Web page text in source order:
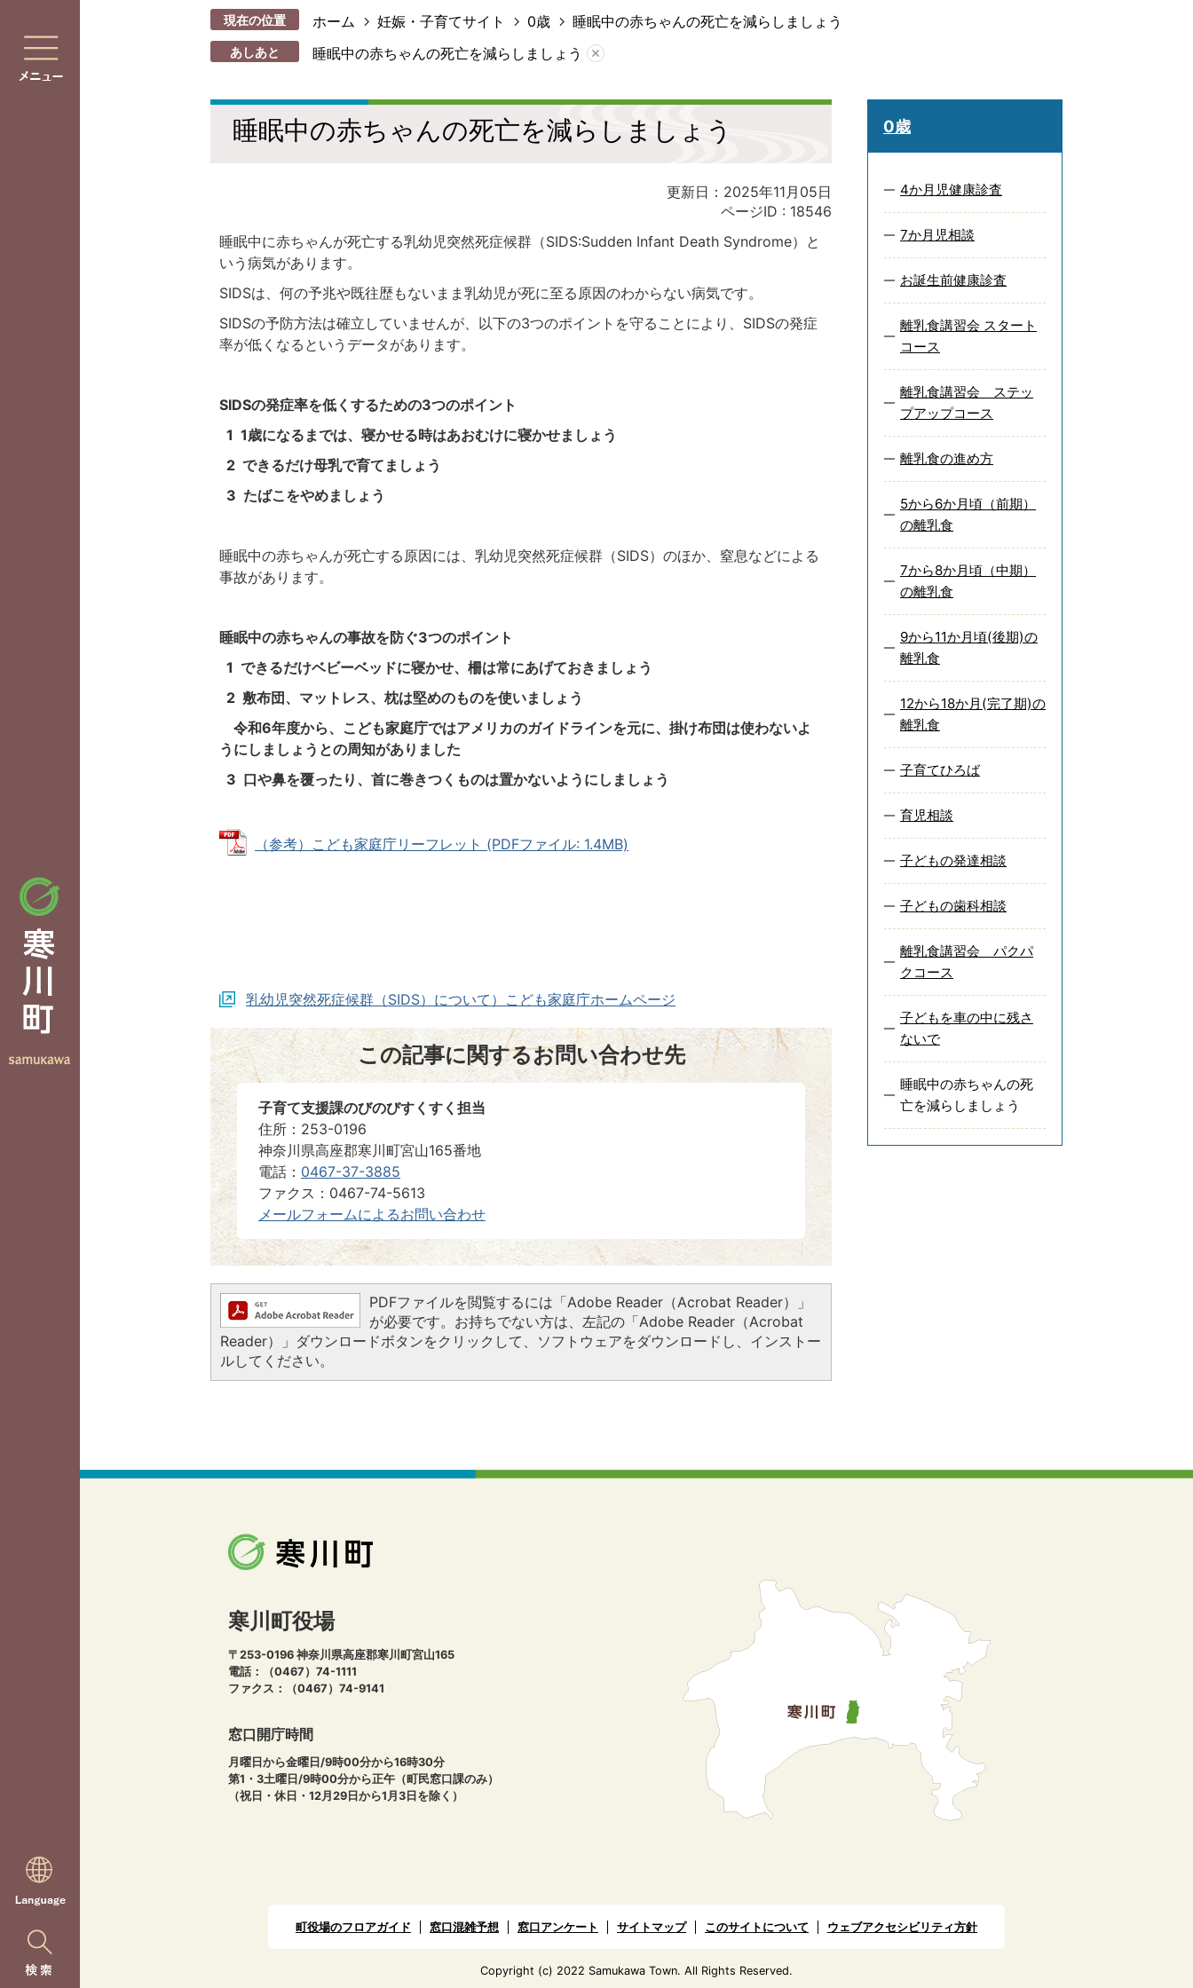
現在の位置 ホーム 妊娠・子育てサイト 0歳 睡眠中の赤ちゃんの死亡を減らしましょう
あしあと 睡眠中の赤ちゃんの死亡を減らしましょう
睡眠中の赤ちゃんの死亡を減らしましょう
更新日：2025年11月05日
ページID : 18546
睡眠中に赤ちゃんが死亡する乳幼児突然死症候群（SIDS:Sudden Infant Death Syndrome）と
いう病気があります。
SIDSは、何の予兆や既往歴もないまま乳幼児が死に至る原因のわからない病気です。
SIDSの予防方法は確立していませんが、以下の3つのポイントを守ることにより、SIDSの発症
率が低くなるというデータがあります。
SIDSの発症率を低くするための3つのポイント
1 1歳になるまでは、寝かせる時はあおむけに寝かせましょう
2 できるだけ母乳で育てましょう
3 たばこをやめましょう
睡眠中の赤ちゃんが死亡する原因には、乳幼児突然死症候群（SIDS）のほか、窒息などによる
事故があります。
睡眠中の赤ちゃんの事故を防ぐ3つのポイント
1 できるだけベビーベッドに寝かせ、柵は常にあげておきましょう
2 敷布団、マットレス、枕は堅めのものを使いましょう
令和6年度から、こども家庭庁ではアメリカのガイドラインを元に、掛け布団は使わないよ
うにしましょうとの周知がありました
3 口や鼻を覆ったり、首に巻きつくものは置かないようにしましょう
（参考）こども家庭庁リーフレット (PDFファイル: 1.4MB)
乳幼児突然死症候群（SIDS）について）こども家庭庁ホームページ
この記事に関するお問い合わせ先
子育て支援課のびのびすくすく担当
住所：253-0196
神奈川県高座郡寒川町宮山165番地
電話： 0467-37-3885
ファクス：0467-74-5613
メールフォームによるお問い合わせ
PDFファイルを閲覧するには「Adobe Reader（Acrobat Reader）」
が必要です。お持ちでない方は、左記の「Adobe Reader（Acrobat
Reader）」ダウンロードボタンをクリックして、ソフトウェアをダウンロードし、インストー
ルしてください。
0歳
4か月児健康診査
7か月児相談
お誕生前健康診査
離乳食講習会 スタート
コース
離乳食講習会 ステッ
プアップコース
離乳食の進め方
5から6か月頃（前期）
の離乳食
7から8か月頃（中期）
の離乳食
9から11か月頃(後期)の
離乳食
12から18か月(完了期)の
離乳食
子育てひろば
育児相談
子どもの発達相談
子どもの歯科相談
離乳食講習会 パクパ
クコース
子どもを車の中に残さ
ないで
睡眠中の赤ちゃんの死
亡を減らしましょう
寒川町役場
〒253-0196 神奈川県高座郡寒川町宮山165
電話：（0467）74-1111
ファクス：（0467）74-9141
窓口開庁時間
月曜日から金曜日/9時00分から16時30分
第1・3土曜日/9時00分から正午（町民窓口課のみ）
（祝日・休日・12月29日から1月3日を除く）
町役場のフロアガイド 窓口混雑予想 窓口アンケート サイトマップ このサイトについて ウェブアクセシビリティ方針
Copyright (c) 2022 Samukawa Town. All Rights Reserved.